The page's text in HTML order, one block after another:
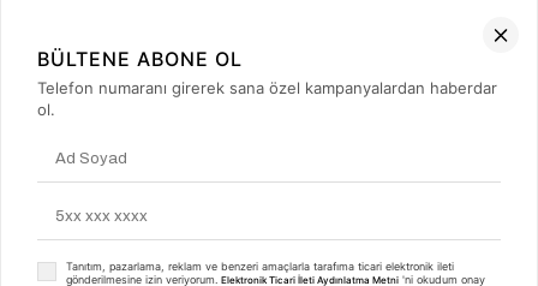
BÜLTENE ABONE OL
Telefon numaranı girerek sana özel kampanyalardan haberdar
ol.
Tanıtım, pazarlama, reklam ve benzeri amaçlarla tarafıma ticari elektronik ileti
gönderilmesine izin veriyorum. Elektronik Ticari İleti Aydınlatma Metni 'ni okudum onay